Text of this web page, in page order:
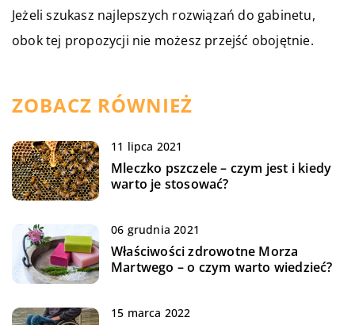
Jeżeli szukasz najlepszych rozwiązań do gabinetu,
obok tej propozycji nie możesz przejść obojętnie.
ZOBACZ RÓWNIEŻ
11 lipca 2021
Mleczko pszczele – czym jest i kiedy
warto je stosować?
06 grudnia 2021
Właściwości zdrowotne Morza
Martwego – o czym warto wiedzieć?
15 marca 2022